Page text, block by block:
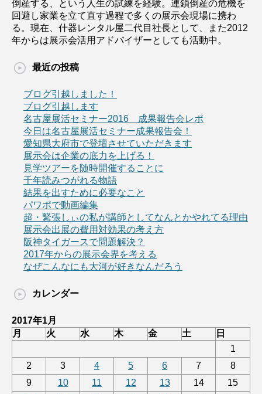
倒産する、という人生の試練を経験。連鎖倒産の危機を
回避し家業を立て直す過程で多くの展示会現場に携わ
る。現在、什器レンタル屋二代目社長として、また2012
年からは展示会活用アドバイザーとしても活動中。
最近の投稿
ブログ引越しました！
ブログ引越します
名古屋展活セミナー2016 成果報告会レポ
今日は名古屋展活セミナー成果報告会！
愛知県大府市で登壇させていただきます
展示会は企業の底力を上げる！
見学ツアーを随時開催することに
千年読みつがれる物語
結果を出すために必要なこと
パワポで動画編集
超・緊張しぃの私が講師としてなんとかやれてる理由
展示会出展の費用対効果の考え方
阪神タイガースで問題解決？
2017年からの展示会界を考える
なぜこんなにも大河が好きなんだろう
カレンダー
2017年1月
月
火 水 木 金 土
日
1
2
3 4 5 6 7
8
9
10 11 12 13 14
15